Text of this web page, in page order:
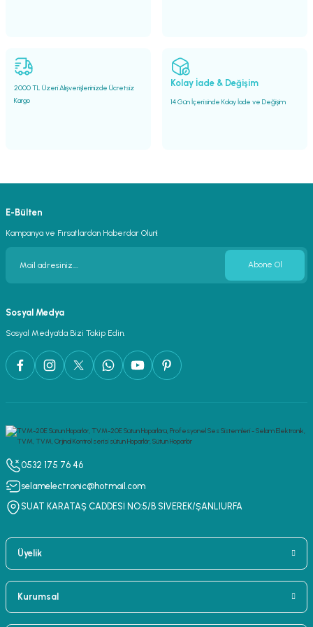
2000 TL Üzeri Alışverişlerinizde Ücretsiz
Kargo
Kolay İade & Değişim
14 Gün İçerisinde Kolay İade ve Değişim
E-Bülten
Kampanya ve Fırsatlardan Haberdar Olun!
Abone Ol
Sosyal Medya
Sosyal Medya’da Bizi Takip Edin.
0532 175 76 46
selamelectronic@hotmail.com
SUAT KARATAŞ CADDESİ NO:5/B SİVEREK/ŞANLIURFA
Üyelik
Kurumsal